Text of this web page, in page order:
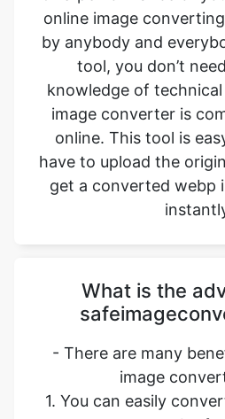
knowledge of
image converter is
online. This tool is
have to upload the
get a converted webp
What is the
image
1. You can easily
to webp
2. It saves our time
important part